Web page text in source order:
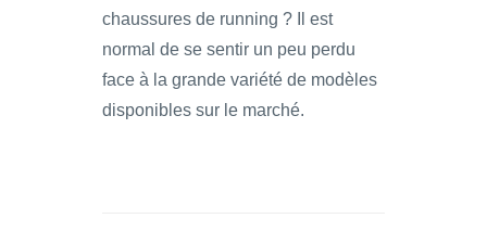
chaussures de running ? Il est
normal de se sentir un peu perdu
face à la grande variété de modèles
disponibles sur le marché.